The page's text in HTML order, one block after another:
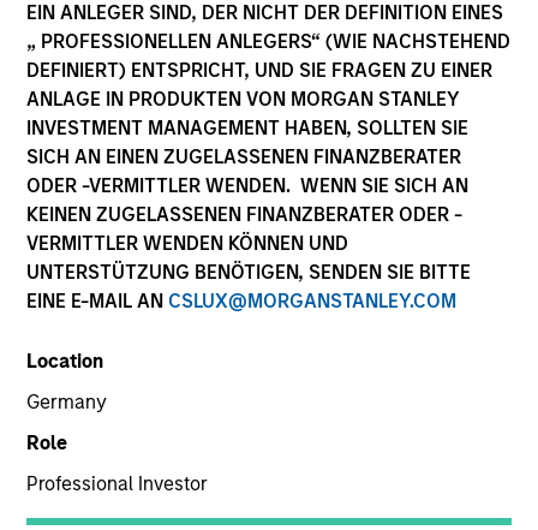
EIN ANLEGER SIND, DER NICHT DER DEFINITION EINES
„ PROFESSIONELLEN ANLEGERS“ (WIE NACHSTEHEND
DEFINIERT) ENTSPRICHT, UND SIE FRAGEN ZU EINER
ANLAGE IN PRODUKTEN VON MORGAN STANLEY
INVESTMENT MANAGEMENT HABEN, SOLLTEN SIE
SICH AN EINEN ZUGELASSENEN FINANZBERATER
ODER -VERMITTLER WENDEN. WENN SIE SICH AN
KEINEN ZUGELASSENEN FINANZBERATER ODER -
VERMITTLER WENDEN KÖNNEN UND
UNTERSTÜTZUNG BENÖTIGEN, SENDEN SIE BITTE
EINE E-MAIL AN CSLUX@MORGANSTANLEY.COM
Location
Germany
Role
Professional Investor
16 Years